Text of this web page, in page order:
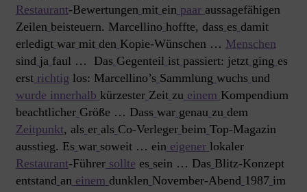
Restaurant-Bewertungen mit ein paar aussagefähigen
Zeilen beisteuern. Marcellino hoffte, dass es damit
erledigt war mit den Kopie-Wünschen … Menschen
sind ja faul … Das Gegenteil ist passiert: jetzt ging es
erstrichtig los: Marcellino’s Sammlung wuchs und
wurde innerhalb kürzester Zeit zu einem Kompendium
beachtlicher Größe … Dass war genau zu dem
Zeitpunkt, als er als Co-Verleger beim Top-Magazin
ausstieg. Es war soweit … ein eigener lokaler
Restaurant-Führersollte es sein … Das Blitz-Konzept
entstand an einem dunklen November-Abend 1987 im